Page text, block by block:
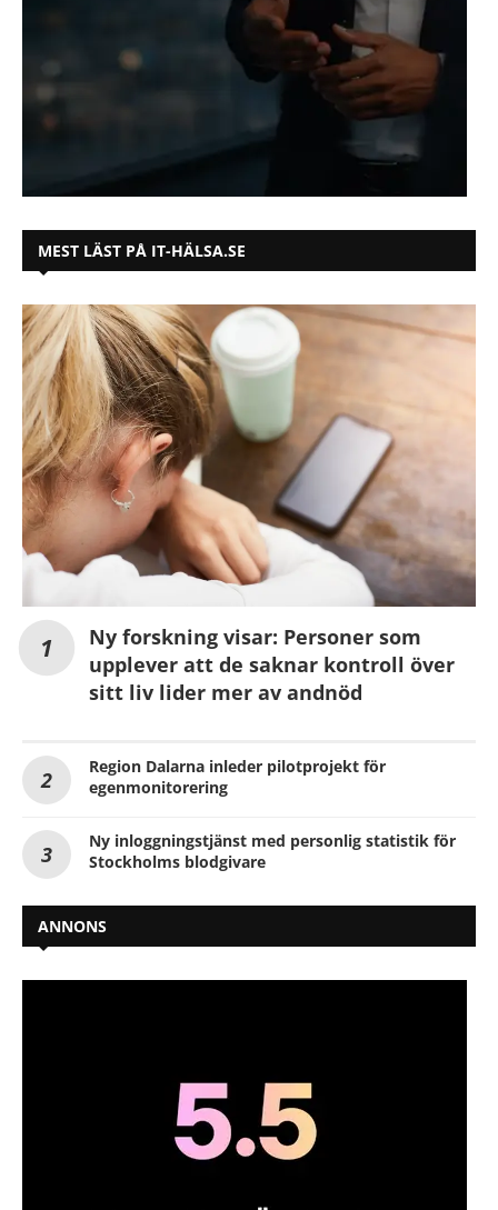
MEST LÄST PÅ IT-HÄLSA.SE
Ny forskning visar: Personer som
upplever att de saknar kontroll över
sitt liv lider mer av andnöd
Region Dalarna inleder pilotprojekt för
egenmonitorering
Ny inloggningstjänst med personlig statistik för
Stockholms blodgivare
ANNONS